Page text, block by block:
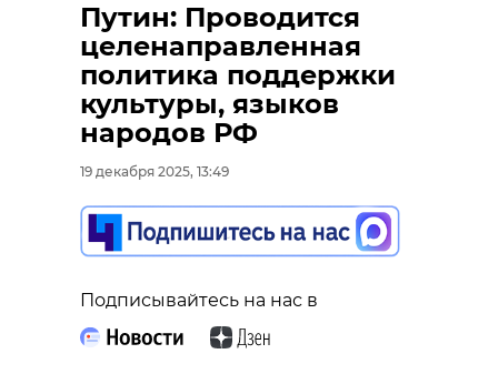
Путин: Проводится
целенаправленная
политика поддержки
культуры, языков
народов РФ
19 декабря 2025, 13:49
Подписывайтесь на нас в